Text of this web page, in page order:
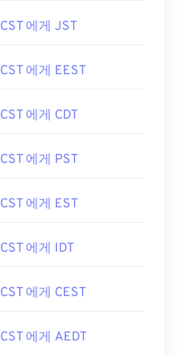
CST 에게 JST
CST 에게 EEST
CST 에게 CDT
CST 에게 PST
CST 에게 EST
CST 에게 IDT
CST 에게 CEST
CST 에게 AEDT